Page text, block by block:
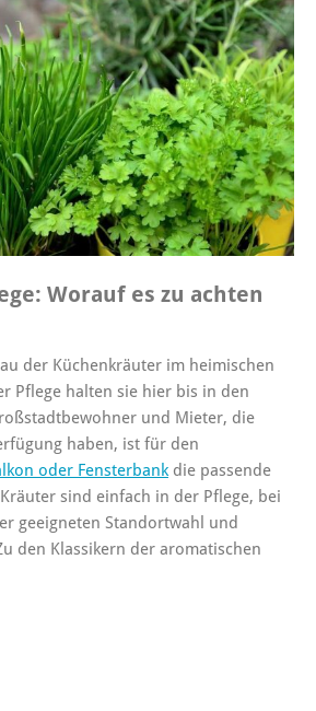
Worauf es zu achten
der Küchenkräuter im heimischen
Pflege halten sie hier bis in den
und Mieter, die
haben, ist für den
oder Fensterbankdie passende
sind einfach in der Pflege, bei
geeigneten Standortwahl und
den Klassikern der aromatischen